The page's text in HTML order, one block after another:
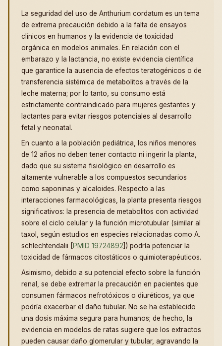
La seguridad del uso de Anthurium cordatum es un tema
de extrema precaución debido a la falta de ensayos
clínicos en humanos y la evidencia de toxicidad
orgánica en modelos animales. En relación con el
embarazo y la lactancia, no existe evidencia científica
que garantice la ausencia de efectos teratogénicos o de
transferencia sistémica de metabolitos a través de la
leche materna; por lo tanto, su consumo está
estrictamente contraindicado para mujeres gestantes y
lactantes para evitar riesgos potenciales al desarrollo
fetal y neonatal.
En cuanto a la población pediátrica, los niños menores
de 12 años no deben tener contacto ni ingerir la planta,
dado que su sistema fisiológico en desarrollo es
altamente vulnerable a los compuestos secundarios
como saponinas y alcaloides. Respecto a las
interacciones farmacológicas, la planta presenta riesgos
significativos: la presencia de metabolitos con actividad
sobre el ciclo celular y la función microtubular (similar al
taxol, según estudios en especies relacionadas como A.
schlechtendalii [PMID 19724892]) podría potenciar la
toxicidad de fármacos citostáticos o quimioterapéuticos.
Asimismo, debido a su potencial efecto sobre la función
renal, se debe extremar la precaución en pacientes que
consumen fármacos nefrotóxicos o diuréticos, ya que
podría exacerbar el daño tubular. No se ha establecido
una dosis máxima segura para humanos; de hecho, la
evidencia en modelos de ratas sugiere que los extractos
pueden causar daño glomerular y tubular, agravando la